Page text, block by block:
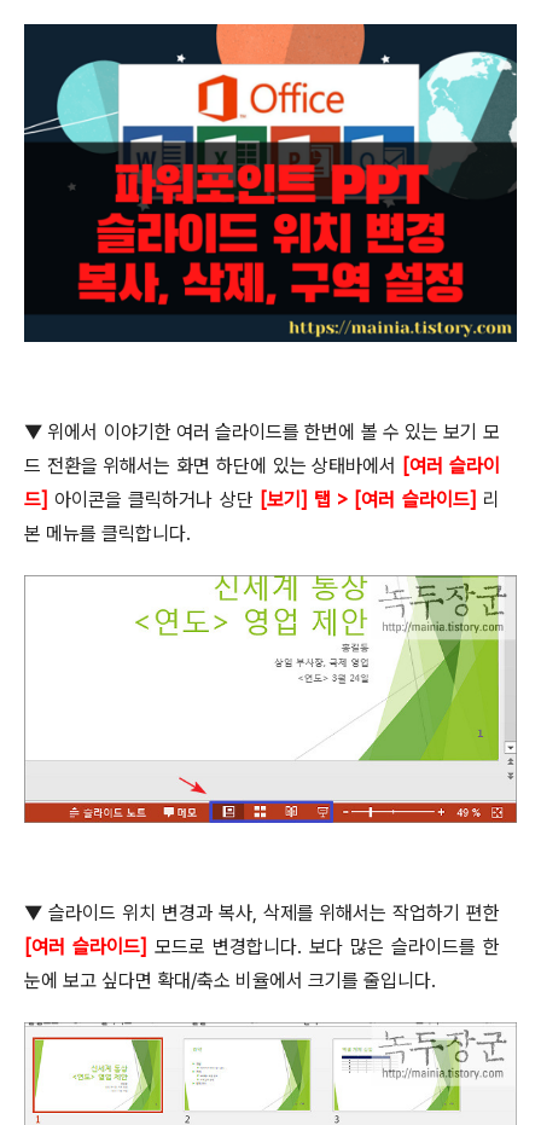
▼ 위에서 이야기한 여러 슬라이드를 한번에 볼 수 있는 보기 모
드 전환을 위해서는 화면 하단에 있는 상태바에서 [여러 슬라이
드] 아이콘을 클릭하거나 상단 [보기 ] 탭 > [여러 슬라이드] 리
본 메뉴를 클릭합니다.
▼ 슬라이드 위치 변경과 복사, 삭제를 위해서는 작업하기 편한
[여러 슬라이드] 모드로 변경합니다. 보다 많은 슬라이드를 한
눈에 보고 싶다면 확대/축소 비율에서 크기를 줄입니다.